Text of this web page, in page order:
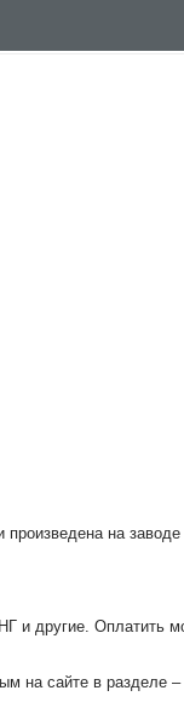
на заводе
и другие. Оплатить
на сайте в разделе –